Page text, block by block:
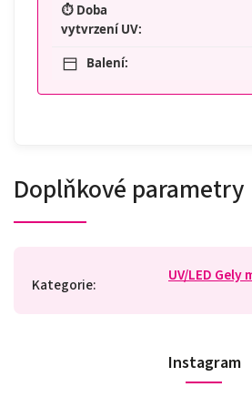
⏱️ Doba
vytvrzení UV:
Balení:
Doplňkové parametry
Kategorie:
UV/LED
Instagram